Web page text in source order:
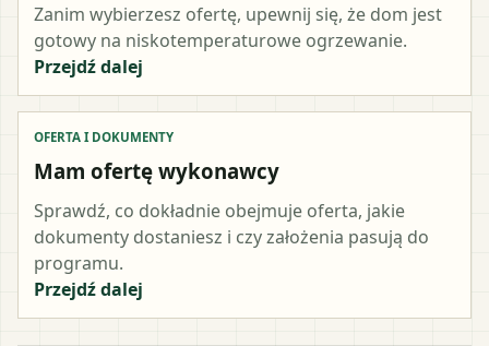
Zanim wybierzesz ofertę, upewnij się, że dom jest
gotowy na niskotemperaturowe ogrzewanie.
Przejdź dalej
OFERTA I DOKUMENTY
Mam ofertę wykonawcy
Sprawdź, co dokładnie obejmuje oferta, jakie
dokumenty dostaniesz i czy założenia pasują do
programu.
Przejdź dalej